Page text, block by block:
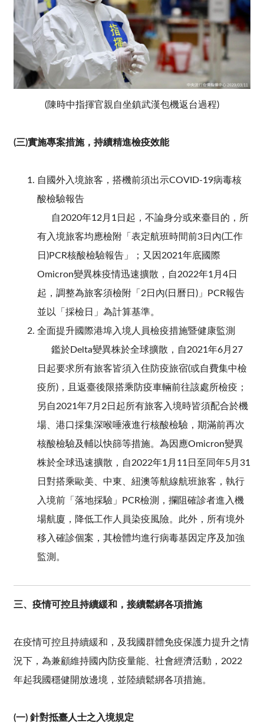
(陳時中指揮官親自坐鎮武漢包機返台過程)
(三)實施專案措施，持續精進檢疫效能
自國外入境旅客，搭機前須出示COVID-19病毒核
酸檢驗報告
自2020年12月1日起，不論身分或來臺目的，所
有入境旅客均應檢附「表定航班時間前3日內(工作
日)PCR核酸檢驗報告」；又因2021年底國際
Omicron變異株疫情迅速擴散，自2022年1月4日
起，調整為旅客須檢附「2日內(日曆日)」PCR報告
並以「採檢日」為計算基準。
全面提升國際港埠入境人員檢疫措施暨健康監測
鑑於Delta變異株於全球擴散，自2021年6月27
日起要求所有旅客皆須入住防疫旅宿(或自費集中檢
疫所)，且返臺後限搭乘防疫車輛前往該處所檢疫；
另自2021年7月2日起所有旅客入境時皆須配合於機
場、港口採集深喉唾液進行核酸檢驗，期滿前再次
核酸檢驗及輔以快篩等措施。為因應Omicron變異
株於全球迅速擴散，自2022年1月11日至同年5月31
日對搭乘歐美、中東、紐澳等航線航班旅客，執行
入境前「落地採驗」PCR檢測，攔阻確診者進入機
場航廈，降低工作人員染疫風險。此外，所有境外
移入確診個案，其檢體均進行病毒基因定序及加強
監測。
三、疫情可控且持續緩和，接續鬆綁各項措施
在疫情可控且持續緩和，及我國群體免疫保護力提升之情
況下，為兼顧維持國內防疫量能、社會經濟活動，2022
年起我國穩健開放邊境，並陸續鬆綁各項措施。
(一) 針對抵臺人士之入境規定